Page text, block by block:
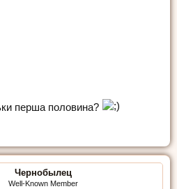
перша половина?
Чернобылец
Well-Known Member